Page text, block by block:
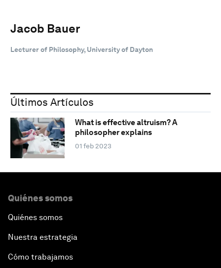
Jacob Bauer
Lecturer of Philosophy, University of Dayton
Últimos Artículos
What is effective altruism? A
philosopher explains
01 feb 2023
Quiénes somos
Quiénes somos
Nuestra estrategia
Cómo trabajamos